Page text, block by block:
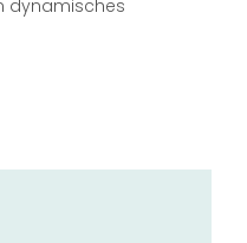
dynamisches